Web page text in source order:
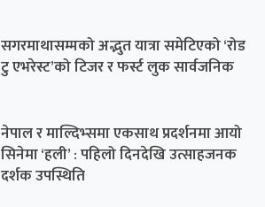
सगरमाथासम्मको अद्भुत यात्रा समेटिएको ‘रोड
टु एभरेस्ट’को टिजर र फर्स्ट लुक सार्वजनिक
नेपाल र माल्दिभ्समा एकसाथ प्रदर्शनमा आयो
सिनेमा ‘हली’ : पहिलो दिनदेखि उत्साहजनक
दर्शक उपस्थिति